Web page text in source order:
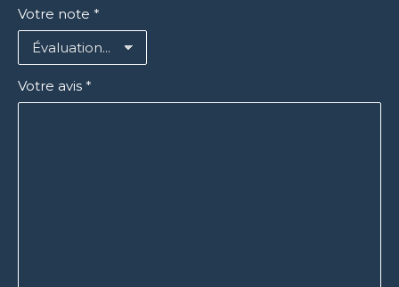
Votre note *
Votre avis *